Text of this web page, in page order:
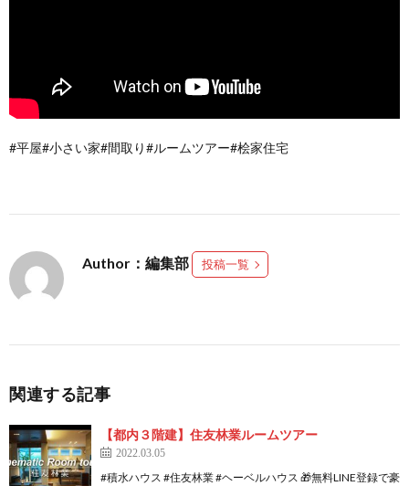
#平屋#小さい家#間取り#ルームツアー#桧家住宅
Author：編集部 投稿一覧
関連する記事
【都内３階建】住友林業ルームツアー
2022.03.05
#積水ハウス #住友林業 #ヘーベルハウス 🎁無料LINE登録で豪